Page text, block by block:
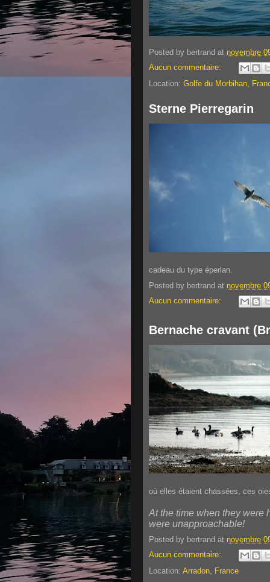
Posted by bertrand at novembre
Aucun commentaire:
Location: Golfe du Morbihan,
Sterne Pierregarin
cadeau du type éperlan.
Posted by bertrand at novembre
Aucun commentaire:
Bernache cravant
où elles étaient chassées, ces
At the time when they were
were unapproachable!
Posted by bertrand at novembre
Aucun commentaire:
Location: Arradon, France